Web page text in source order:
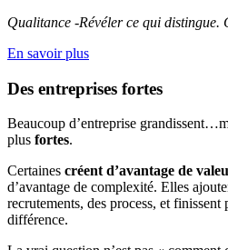
Qualitance -Révéler ce qui distingue.
En savoir plus
Des entreprises fortes
Beaucoup d’entreprise
plus fortes.
Certaines créent d’avantage de
d’avantage de complexité. Elles
recrutements, des process, et
différence.